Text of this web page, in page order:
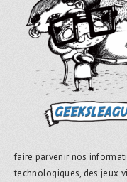
faire parvenir nos
technologiques, des jeux